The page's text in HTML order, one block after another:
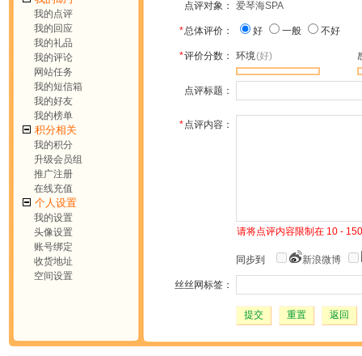
我的点评
我的回应
我的礼品
我的评论
网站任务
我的短信箱
我的好友
我的榜单
积分相关
我的积分
升级会员组
推广注册
在线充值
个人设置
我的设置
头像设置
账号绑定
收货地址
空间设置
点评对象： 爱琴海SPA
*总体评价： 好 一般 不好
*评价分数： 环境(好)
点评标题：
*点评内容：
请将点评内容限制在 10 -
同步到 新浪微博
丝丝网标签：
提交 重置 返回